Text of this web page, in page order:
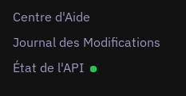
Centre d'Aide
Journal des Modifications
État de l'API